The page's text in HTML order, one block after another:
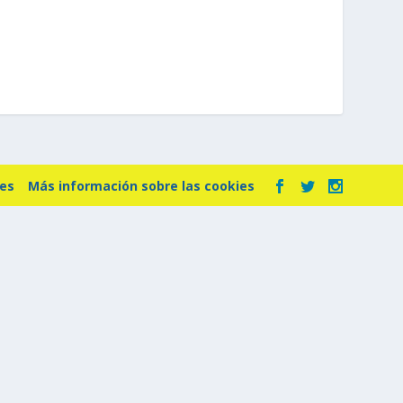
Más información sobre las cookies